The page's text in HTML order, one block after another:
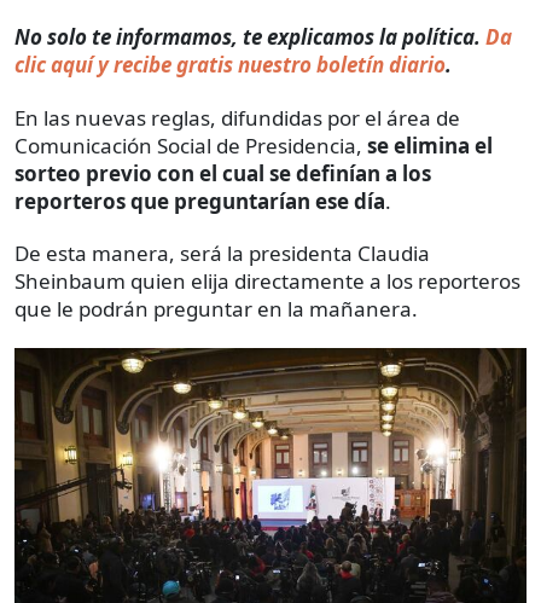
No solo te informamos, te explicamos la política. Da
clic aquí y recibe gratis nuestro boletín diario.
En las nuevas reglas, difundidas por el área de
Comunicación Social de Presidencia, se elimina el
sorteo previo con el cual se definían a los
reporteros que preguntarían ese día.
De esta manera, será la presidenta Claudia
Sheinbaum quien elija directamente a los reporteros
que le podrán preguntar en la mañanera.